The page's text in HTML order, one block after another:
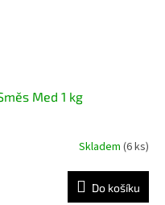
Med 1 kg
Skladem (6 ks)
Do košíku